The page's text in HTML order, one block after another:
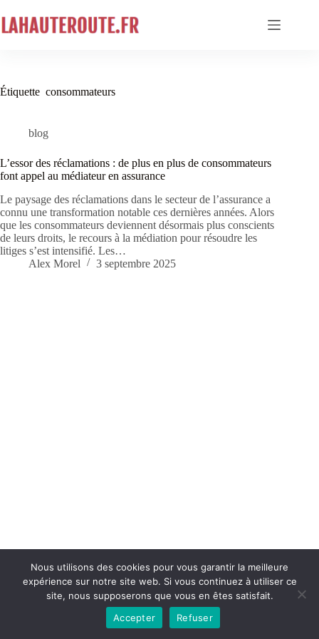
au
contenu
Étiquette consommateurs
blog
L’essor des réclamations : de plus en plus de consommateurs
font appel au médiateur en assurance
Le paysage des réclamations dans le secteur de l’assurance a
connu une transformation notable ces dernières années. Alors
que les consommateurs deviennent désormais plus conscients
de leurs droits, le recours à la médiation pour résoudre les
litiges s’est intensifié. Les…
Alex Morel
3 septembre 2025
Conditions générales Contact
Copyright © 2026 - lahauteroute.fr
Nous utilisons des cookies pour vous garantir la meilleure
expérience sur notre site web. Si vous continuez à utiliser ce
site, nous supposerons que vous en êtes satisfait.
Accepter
Refuser